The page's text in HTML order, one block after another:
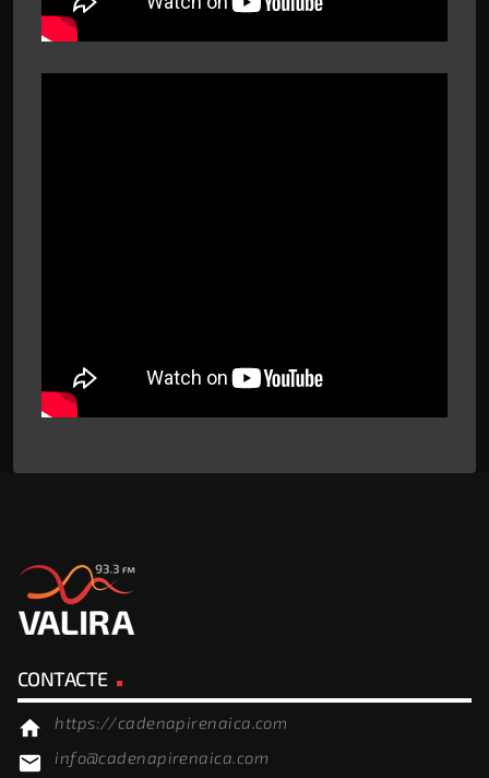
CONTACTE
home https://cadenapirenaica.com
email info@cadenapirenaica.com